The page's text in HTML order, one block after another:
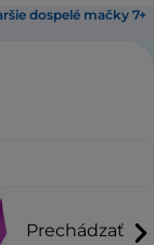
Prechádzať
dospelé mačky 7+